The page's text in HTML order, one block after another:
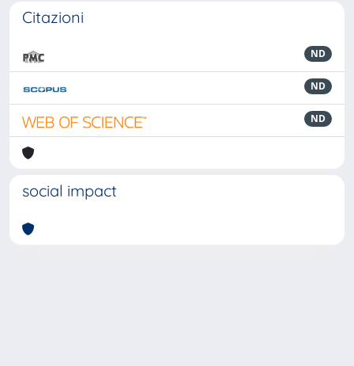
Citazioni
ND
ND
ND
social impact